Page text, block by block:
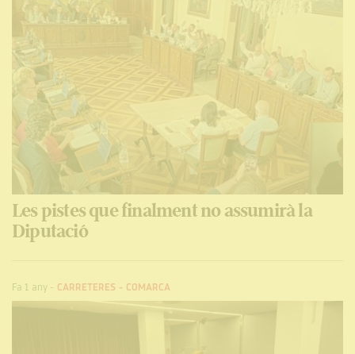
Les pistes que finalment no assumirà la
Diputació
Fa 1 any- CARRETERES - COMARCA